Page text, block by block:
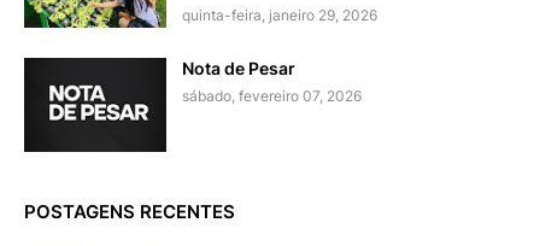
quinta-feira, janeiro 29, 2026
Nota de Pesar
sábado, fevereiro 07, 2026
POSTAGENS RECENTES